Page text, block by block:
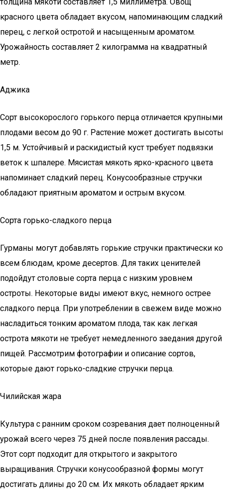
красного цвета обладает вкусом, напоминающим сладкий
перец, с легкой остротой и насыщенным ароматом.
Урожайность составляет 2 килограмма на квадратный
метр.
Аджика
Сорт высокорослого горького перца отличается крупными
плодами весом до 90 г. Растение может достигать высоты
1,5 м. Устойчивый и раскидистый куст требует подвязки
веток к шпалере. Мясистая мякоть ярко-красного цвета
напоминает сладкий перец. Конусообразные стручки
обладают приятным ароматом и острым вкусом.
Сорта горько-сладкого перца
Гурманы могут добавлять горькие стручки практически ко
всем блюдам, кроме десертов. Для таких ценителей
подойдут столовые сорта перца с низким уровнем
остроты. Некоторые виды имеют вкус, немного острее
сладкого перца. При употреблении в свежем виде можно
насладиться тонким ароматом плода, так как легкая
острота мякоти не требует немедленного заедания другой
пищей. Рассмотрим фотографии и описание сортов,
которые дают горько-сладкие стручки перца.
Чилийская жара
Культура с ранним сроком созревания дает полноценный
урожай всего через 75 дней после появления рассады.
Этот сорт подходит для открытого и закрытого
выращивания. Стручки конусообразной формы могут
достигать длины до 20 см. Их мякоть обладает ярким